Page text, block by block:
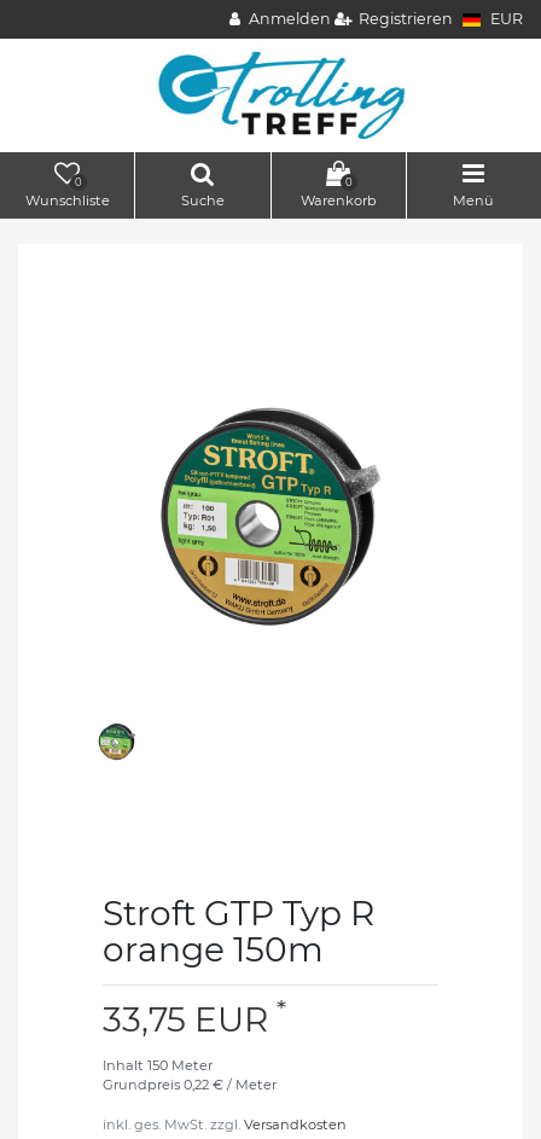
Anmelden Registrieren EUR
0
Wunschliste Suche
0
Warenkorb Menü
Stroft GTP Typ R
orange 150m
33,75 EUR *
Inhalt 150 Meter
Grundpreis 0,22 € / Meter
inkl. ges. MwSt. zzgl. Versandkosten